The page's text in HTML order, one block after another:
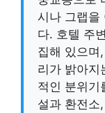
시나 그랩을
다. 호텔 주
집해 있으며
리가 밝아지
적인 분위기
설과 환전소